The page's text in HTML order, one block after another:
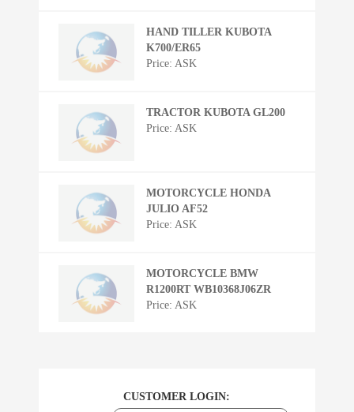
HAND TILLER KUBOTA
K700/ER65
Price: ASK
TRACTOR KUBOTA GL200
Price: ASK
MOTORCYCLE HONDA
JULIO AF52
Price: ASK
MOTORCYCLE BMW
R1200RT WB10368J06ZR
Price: ASK
CUSTOMER LOGIN: